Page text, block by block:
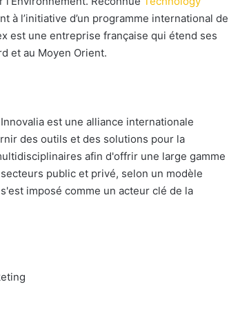
à l’initiative d’un programme international de
est une entreprise française qui étend ses
et au Moyen Orient.
est une alliance internationale
des outils et des solutions pour la
afin d'offrir une large gamme
public et privé, selon un modèle
imposé comme un acteur clé de la